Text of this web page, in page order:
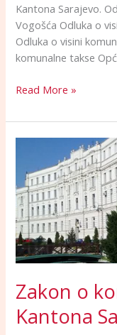
Kantona Sarajevo.
Vogošća Odluka o
Odluka o visini
komunalne takse
Read More »
Zakon o
Kantona
komunalnim
taksama
Kantona
Sarajevo